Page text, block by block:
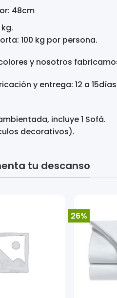
48cm
100 kg por persona.
y nosotros
y entrega: 12 a
incluye 1 Sofá.
decorativos).
tu descanso
26%